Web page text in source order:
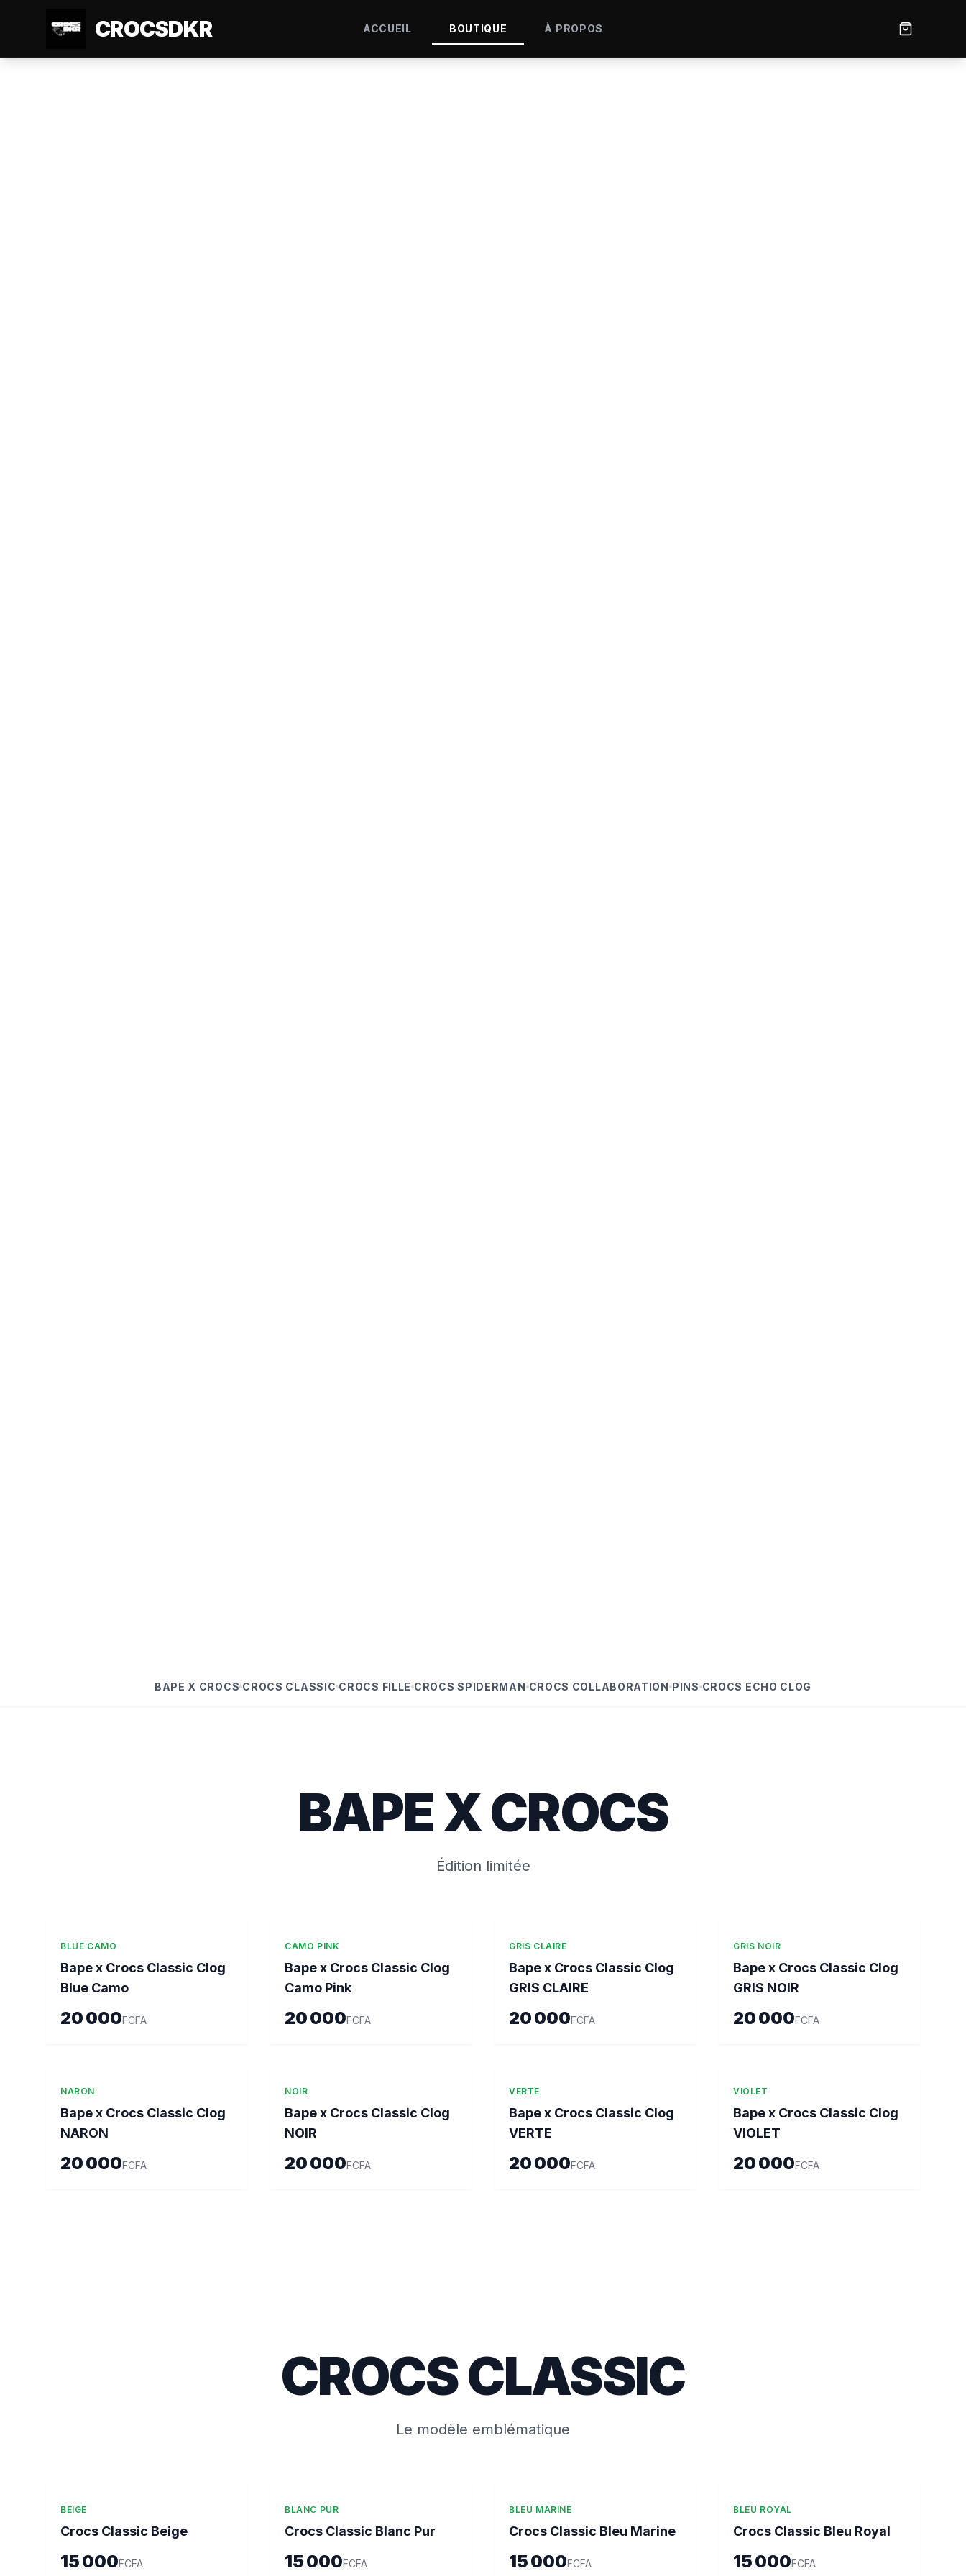
CROCSDKR ACCUEIL BOUTIQUE À PROPOS
BAPE X CROCS CROCS CLASSIC CROCS FILLE CROCS SPIDERMAN CROCS COLLABORATION PINS CROCS ECHO CLOG
BAPE X CROCS
Édition limitée
BLUE CAMO
Bape x Crocs Classic Clog
Blue Camo
20 000FCFA
CAMO PINK
Bape x Crocs Classic Clog
Camo Pink
20 000FCFA
GRIS CLAIRE
Bape x Crocs Classic Clog
GRIS CLAIRE
20 000FCFA
GRIS NOIR
Bape x Crocs Classic Clog
GRIS NOIR
20 000FCFA
NARON
Bape x Crocs Classic Clog
NARON
20 000FCFA
NOIR
Bape x Crocs Classic Clog
NOIR
20 000FCFA
VERTE
Bape x Crocs Classic Clog
VERTE
20 000FCFA
VIOLET
Bape x Crocs Classic Clog
VIOLET
20 000FCFA
CROCS CLASSIC
Le modèle emblématique
BEIGE
Crocs Classic Beige
15 000FCFA
BLANC PUR
Crocs Classic Blanc Pur
15 000FCFA
BLEU MARINE
Crocs Classic Bleu Marine
15 000FCFA
BLEU ROYAL
Crocs Classic Bleu Royal
15 000FCFA